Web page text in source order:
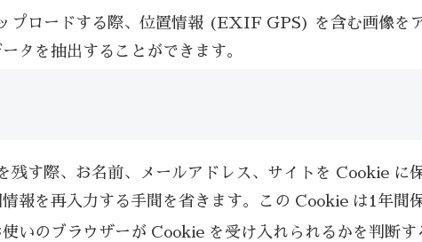
プロードする際、位置情報 (EXIF GPS) を含む画像を
タを抽出することができます。
残す際、お名前、メールアドレス、サイトを Cookie
報を再入力する手間を省きます。この Cookie は1年間
いのブラウザーが Cookie を受け入れられるかを判断